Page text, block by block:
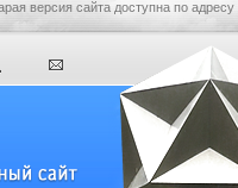
версия сайта доступна по адресу